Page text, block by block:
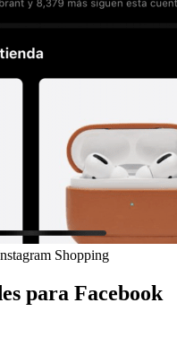
Shopping
para Facebook